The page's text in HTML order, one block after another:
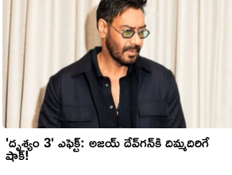
'దృశ్యం 3' ఎఫెక్ట్‌: అజ‌య్ దేవ్‌గ‌న్‌కి దిమ్మ‌దిరిగే
షాక్!